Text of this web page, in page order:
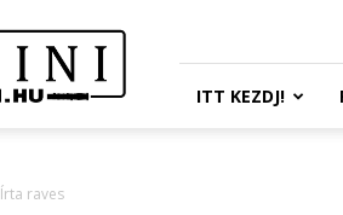
ITT KEZDJ!
Írta raves